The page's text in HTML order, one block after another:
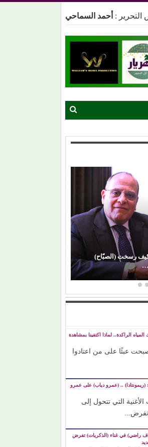
التحرير : أحمد السماحي
كيف رسخت (الصبّاح)
الراكدة.. لماذا اكتفينا بمشاهدة
عبئًا على من اعتادوا
(ريمونتادا) .. (عمرو دياب) على عمرو
التي تتحول إلى
راضي) في غناء (الذكريات) تفرض